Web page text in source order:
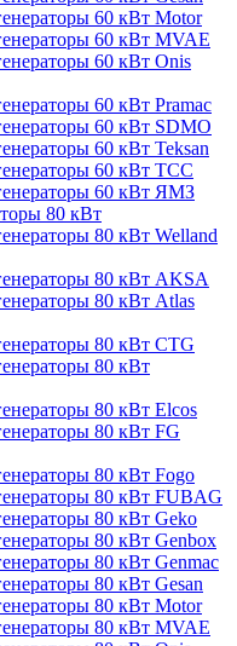
60 кВт Motor
60 кВт MVAE
60 кВт Onis
60 кВт Pramac
60 кВт SDMO
60 кВт Teksan
60 кВт ТСС
60 кВт ЯМЗ
80 кВт
80 кВт Welland
80 кВт AKSA
80 кВт Atlas
80 кВт CTG
80 кВт
80 кВт Elcos
80 кВт FG
80 кВт Fogo
80 кВт FUBAG
80 кВт Geko
80 кВт Genbox
80 кВт Genmac
80 кВт Gesan
80 кВт Motor
80 кВт MVAE